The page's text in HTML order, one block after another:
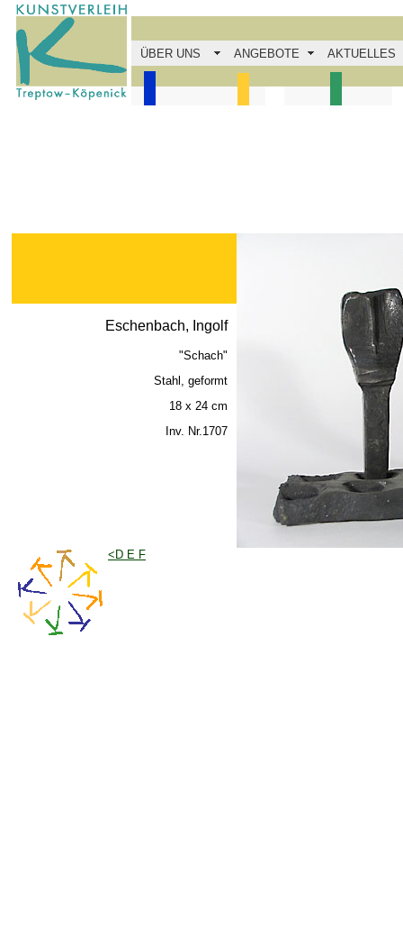
ÜBER UNS ANGEBOTE AKTUELLES
Eschenbach, Ingolf
"Schach"
Stahl, geformt
18 x 24 cm
Inv. Nr.1707
<D E F